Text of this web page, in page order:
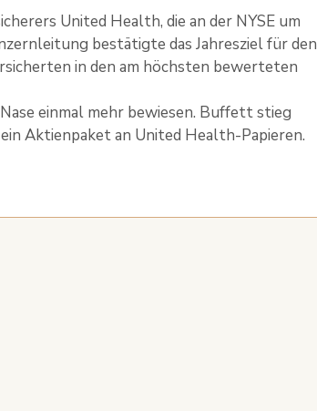
United Health, die an der NYSE um
bestätigte das Jahresziel für den
in den am höchsten bewerteten
einmal mehr bewiesen. Buffett stieg
Aktienpaket an United Health-Papieren.